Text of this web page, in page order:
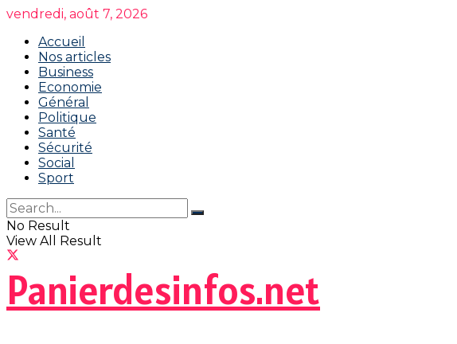
vendredi, août 7, 2026
Accueil
Nos articles
Business
Economie
Général
Politique
Santé
Sécurité
Social
Sport
No Result
View All Result
Panierdesinfos.net